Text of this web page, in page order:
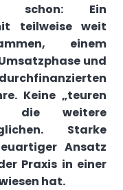
Ein
teilweise weit
einem
und
Keine „teuren
die weitere
Starke
Ansatz
Praxis in einer
hat.